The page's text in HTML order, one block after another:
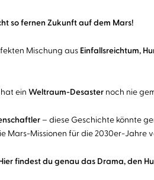
so fernen Zukunft auf dem Mars!
Mischung ausEinfallsreichtum,
ein Weltraum-Desaster noch nie
– diese Geschichte könnte
Mars-Missionen für die 2030er-Jahre
findest du genau das Drama, den